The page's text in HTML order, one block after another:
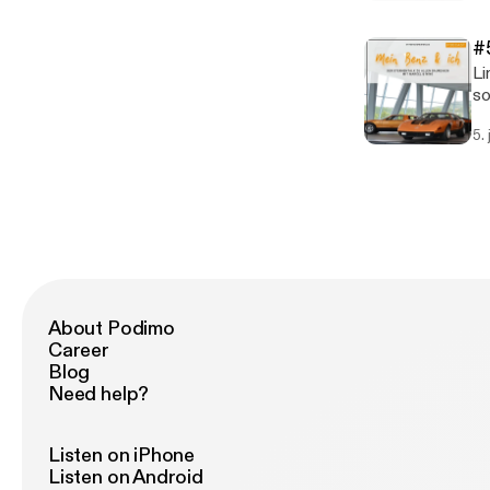
5.
About Podimo
Career
Blog
Need help?
Listen on iPhone
Listen on Android